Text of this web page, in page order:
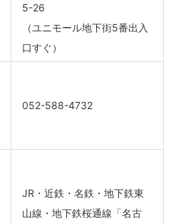
5-26
（ユニモール地下街5番出入
口すぐ）
052-588-4732
JR・近鉄・名鉄・地下鉄東
山線・地下鉄桜通線「名古